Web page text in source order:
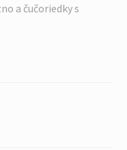
a čučoriedky s